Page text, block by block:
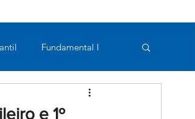
Fundamental I
e 1º